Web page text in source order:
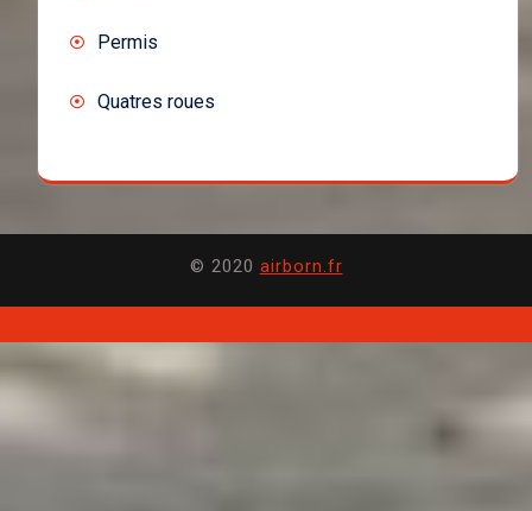
Permis
Quatres roues
© 2020 airborn.fr